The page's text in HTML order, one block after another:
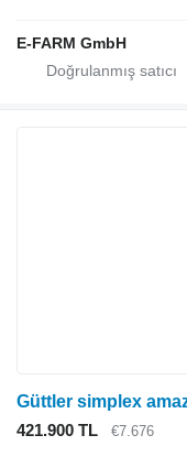
E-FARM GmbH
Güttler simplex
421.900 TL
€7.676